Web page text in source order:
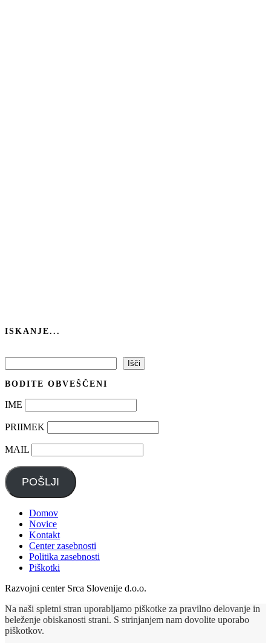
ISKANJE...
Išči
BODITE OBVEŠČENI
IME
PRIIMEK
MAIL
POŠLJI
Domov
Novice
Kontakt
Center zasebnosti
Politika zasebnosti
Piškotki
Razvojni center Srca Slovenije d.o.o.
Na naši spletni stran uporabljamo piškotke za pravilno delovanje in
beleženje obiskanosti strani. S strinjanjem nam dovolite uporabo
piškotkov.